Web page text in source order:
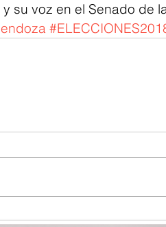
su voz en el Senado de